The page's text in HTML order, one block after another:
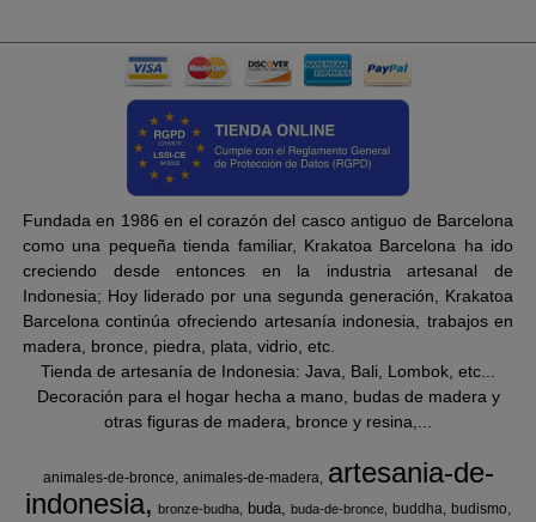
Fundada en 1986 en el corazón del casco antiguo de Barcelona
como una pequeña tienda familiar, Krakatoa Barcelona ha ido
creciendo desde entonces en la industria artesanal de
Indonesia; Hoy liderado por una segunda generación, Krakatoa
Barcelona continúa ofreciendo artesanía indonesia, trabajos en
madera, bronce, piedra, plata, vidrio, etc.
Tienda de artesanía de Indonesia: Java, Bali, Lombok, etc...
Decoración para el hogar hecha a mano, budas de madera y
otras figuras de madera, bronce y resina,...
animales-de-bronce animales-de-madera
artesania-de-
indonesia
bronze-budha buda buda-de-bronce buddha
budismo